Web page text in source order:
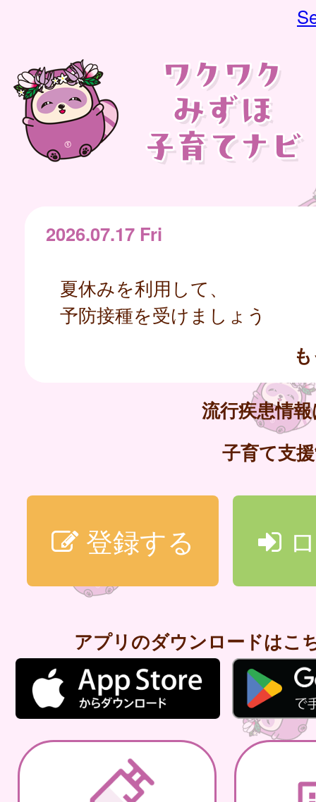
2026.07.17 Fri
夏休みを利用して、
予防接種を受けましょう
流行疾患情
子育て支
登録する
アプリのダウンロードはこ